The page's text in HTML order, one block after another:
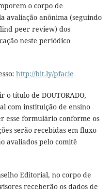
o corpo de
avaliação anônima (seguindo
peer review) dos
neste periódico
http://bit.ly/pfacie
o título de DOUTORADO,
com instituição de ensino
esse formulário conforme os
serão recebidas em fluxo
avaliados pelo comitê
Editorial, no corpo de
receberão os dados de